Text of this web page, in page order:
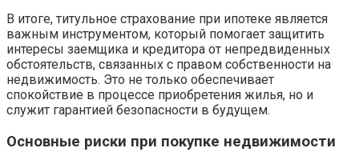
В итоге, титульное страхование при ипотеке является
важным инструментом, который помогает защитить
интересы заемщика и кредитора от непредвиденных
обстоятельств, связанных с правом собственности на
недвижимость. Это не только обеспечивает
спокойствие в процессе приобретения жилья, но и
служит гарантией безопасности в будущем.
Основные риски при покупке недвижимости